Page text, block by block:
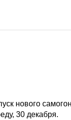
нового
30 декабря.